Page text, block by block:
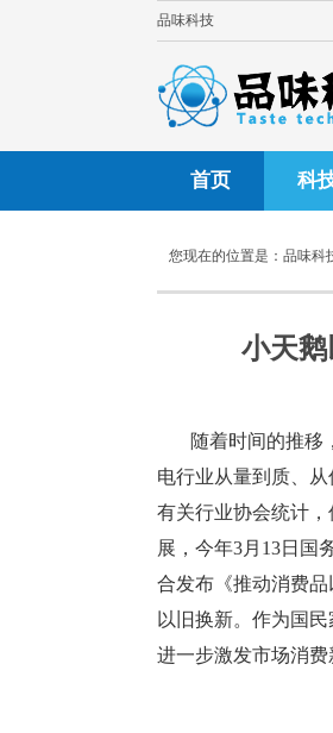
品味科技
首页 科
您现在的位置是： 品味科
小天
随着时间的推移
电行业从量到质、
有关行业协会统计
展，今年3月13日国
合发布《推动消费
以旧换新。作为国
进一步激发市场消费